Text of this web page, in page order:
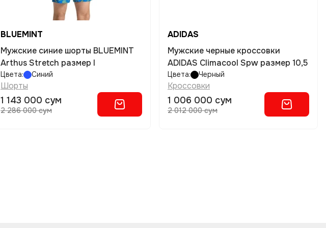
BLUEMINT
Мужские синие шорты BLUEMINT
Arthus Stretch размер l
Цвета: Синий
Шорты
1 143 000 сум
2 286 000 сум
ADIDAS
Мужские черные кроссовки
ADIDAS Climacool Spw размер 10,5
Цвета: Черный
Кроссовки
1 006 000 сум
2 012 000 сум